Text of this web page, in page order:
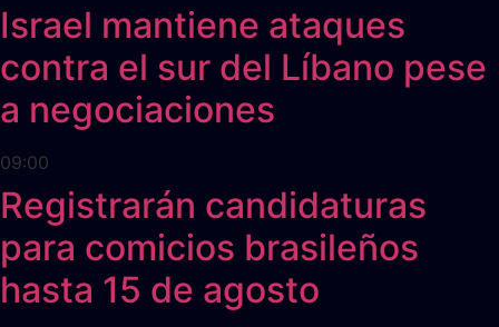
Israel mantiene ataques
contra el sur del Líbano pese
a negociaciones
09:00
Registrarán candidaturas
para comicios brasileños
hasta 15 de agosto